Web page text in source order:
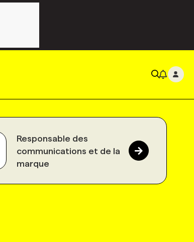
Responsable des
communications et de la
marque